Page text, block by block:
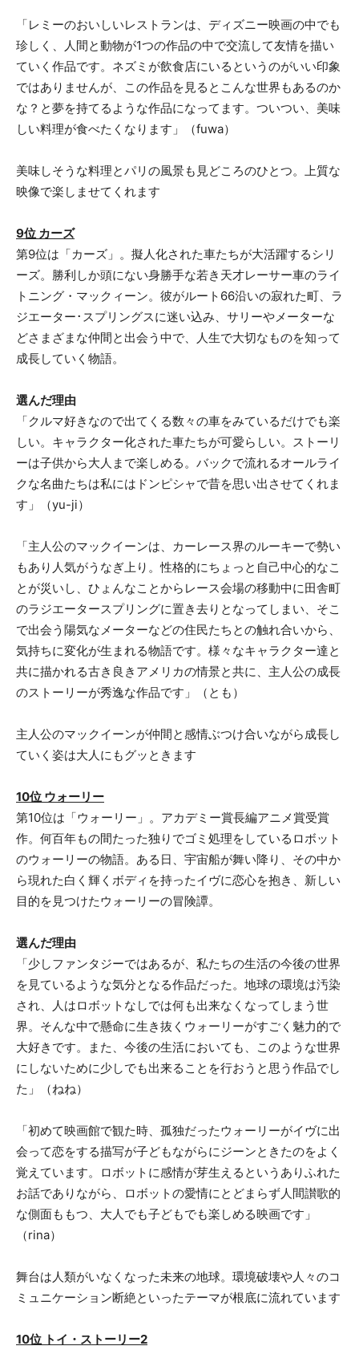
「レミーのおいしいレストランは、ディズニー映画の中でも
珍しく、人間と動物が1つの作品の中で交流して友情を描い
ていく作品です。ネズミが飲食店にいるというのがいい印象
ではありませんが、この作品を見るとこんな世界もあるのか
な？と夢を持てるような作品になってます。ついつい、美味
しい料理が食べたくなります」（fuwa）
美味しそうな料理とパリの風景も見どころのひとつ。上質な
映像で楽しませてくれます
9位 カーズ
第9位は「カーズ」。擬人化された車たちが大活躍するシリ
ーズ。勝利しか頭にない身勝手な若き天才レーサー車のライ
トニング・マックィーン。彼がルート66沿いの寂れた町、ラ
ジエーター･スプリングスに迷い込み、サリーやメーターな
どさまざまな仲間と出会う中で、人生で大切なものを知って
成長していく物語。
選んだ理由
「クルマ好きなので出てくる数々の車をみているだけでも楽
しい。キャラクター化された車たちが可愛らしい。ストーリ
ーは子供から大人まで楽しめる。バックで流れるオールライ
クな名曲たちは私にはドンピシャで昔を思い出させてくれま
す」（yu-ji）
「主人公のマックイーンは、カーレース界のルーキーで勢い
もあり人気がうなぎ上り。性格的にちょっと自己中心的なこ
とが災いし、ひょんなことからレース会場の移動中に田舎町
のラジエータースプリングに置き去りとなってしまい、そこ
で出会う陽気なメーターなどの住民たちとの触れ合いから、
気持ちに変化が生まれる物語です。様々なキャラクター達と
共に描かれる古き良きアメリカの情景と共に、主人公の成長
のストーリーが秀逸な作品です」（とも）
主人公のマックイーンが仲間と感情ぶつけ合いながら成長し
ていく姿は大人にもグッときます
10位 ウォーリー
第10位は「ウォーリー」。アカデミー賞長編アニメ賞受賞
作。何百年もの間たった独りでゴミ処理をしているロボット
のウォーリーの物語。ある日、宇宙船が舞い降り、その中か
ら現れた白く輝くボディを持ったイヴに恋心を抱き、新しい
目的を見つけたウォーリーの冒険譚。
選んだ理由
「少しファンタジーではあるが、私たちの生活の今後の世界
を見ているような気分となる作品だった。地球の環境は汚染
され、人はロボットなしでは何も出来なくなってしまう世
界。そんな中で懸命に生き抜くウォーリーがすごく魅力的で
大好きです。また、今後の生活においても、このような世界
にしないために少しでも出来ることを行おうと思う作品でし
た」（ねね）
「初めて映画館で観た時、孤独だったウォーリーがイヴに出
会って恋をする描写が子どもながらにジーンときたのをよく
覚えています。ロボットに感情が芽生えるというありふれた
お話でありながら、ロボットの愛情にとどまらず人間讃歌的
な側面ももつ、大人でも子どもでも楽しめる映画です」
（rina）
舞台は人類がいなくなった未来の地球。環境破壊や人々のコ
ミュニケーション断絶といったテーマが根底に流れています
10位 トイ・ストーリー2